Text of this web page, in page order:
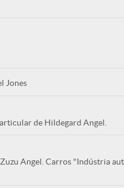
Jones
de Hildegard Angel.
Angel. Carros "Indústria